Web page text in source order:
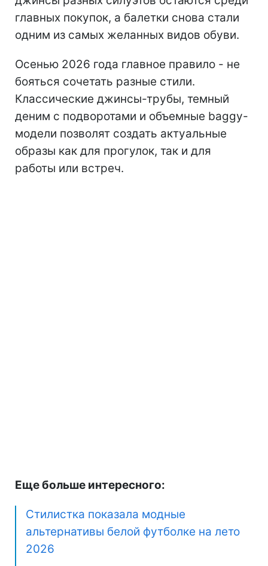
главных покупок, а балетки снова стали
одним из самых желанных видов обуви.
Осенью 2026 года главное правило - не
бояться сочетать разные стили.
Классические джинсы-трубы, темный
деним с подворотами и объемные baggy-
модели позволят создать актуальные
образы как для прогулок, так и для
работы или встреч.
Еще больше интересного:
Стилистка показала модные
альтернативы белой футболке на лето
2026